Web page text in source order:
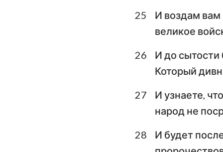
25
И воздам вам
великое
26
И до сытости
Который
27
И узнаете,
народ не
28
И будет